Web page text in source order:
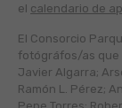
el calendario de
El Consorcio
fotógráfos/as que
Javier Algarra;
Ramón L. Pérez;